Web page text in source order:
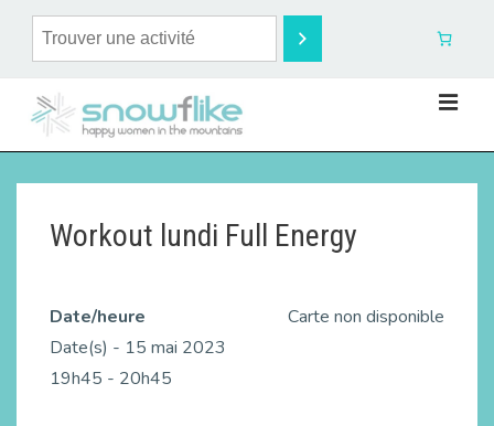
Workout lundi Full Energy
Carte non disponible
Date/heure
Date(s) - 15 mai 2023
19h45 - 20h45